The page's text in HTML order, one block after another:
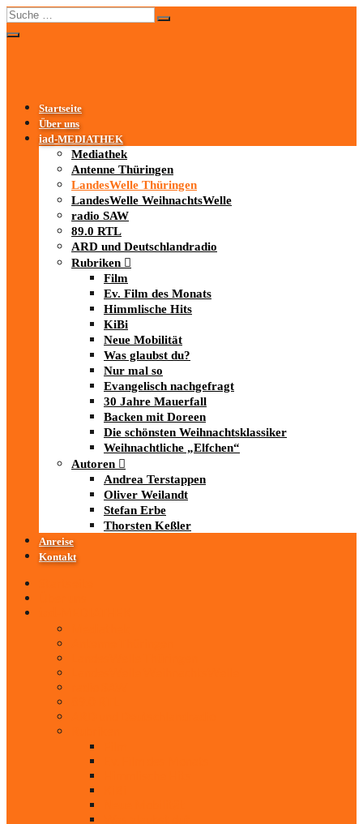
Startseite
Über uns
iad-MEDIATHEK
Mediathek
Antenne Thüringen
LandesWelle Thüringen
LandesWelle WeihnachtsWelle
radio SAW
89.0 RTL
ARD und Deutschlandradio
Rubriken
Film
Ev. Film des Monats
Himmlische Hits
KiBi
Neue Mobilität
Was glaubst du?
Nur mal so
Evangelisch nachgefragt
30 Jahre Mauerfall
Backen mit Doreen
Die schönsten Weihnachtsklassiker
Weihnachtliche „Elfchen“
Autoren
Andrea Terstappen
Oliver Weilandt
Stefan Erbe
Thorsten Keßler
Anreise
Kontakt